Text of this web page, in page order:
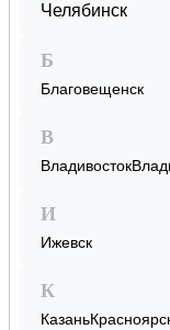
Челябинск
Б
Благовещенск
В
Владивосток
И
Ижевск
К
Казань